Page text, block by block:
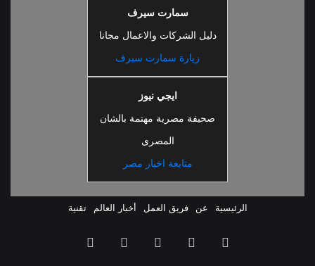
سمارت سيرف
دليل الشركات والاعمال مجانا
زيارة سمارت سيرف
ايجي نيوز
صحيفة مصرية مهتمة بالشان
المصرى
متابعة اخبار مصر
الرئيسية عن فريق العمل أخبار العالم تقنية
ملخص فيسبوك ‫YouTube